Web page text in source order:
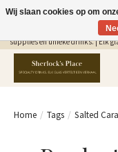
Gratis Verzending in NL vanaf
supplies en unieke drinks. | Elk
Home / Tags / Salted
Wij slaan cookies op om